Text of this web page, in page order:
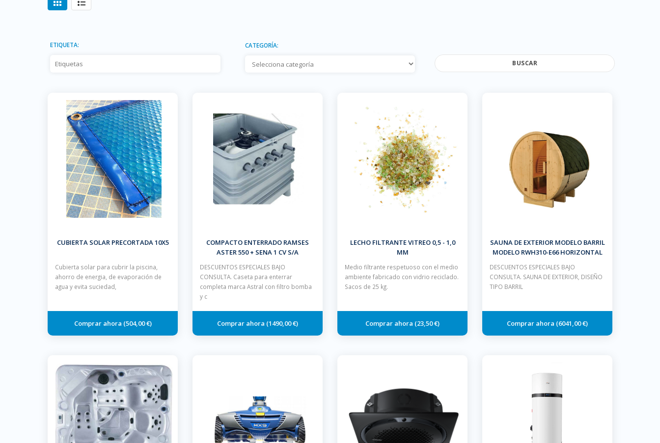
ETIQUETA: CATEGORÍA:
BUSCAR
CUBIERTA SOLAR PRECORTADA 10X5
Cubierta solar para cubrir la piscina,
ahorro de energia, de evaporación de
agua y evita suciedad,
504,00 €
COMPACTO ENTERRADO RAMSES
ASTER 550 + SENA 1 CV S/A
DESCUENTOS ESPECIALES BAJO
CONSULTA. Caseta para enterrar
completa marca Astral con filtro bomba
y c
1490,00 €
LECHO FILTRANTE VITREO 0,5 - 1,0
MM
Medio filtrante respetuoso con el medio
ambiente fabricado con vidrio reciclado.
Sacos de 25 kg.
23,50 €
SAUNA DE EXTERIOR MODELO BARRIL
MODELO RWH310-E66 HORIZONTAL
DESCUENTOS ESPECIALES BAJO
CONSULTA. SAUNA DE EXTERIOR, DISEÑO
TIPO BARRIL
6041,00 €